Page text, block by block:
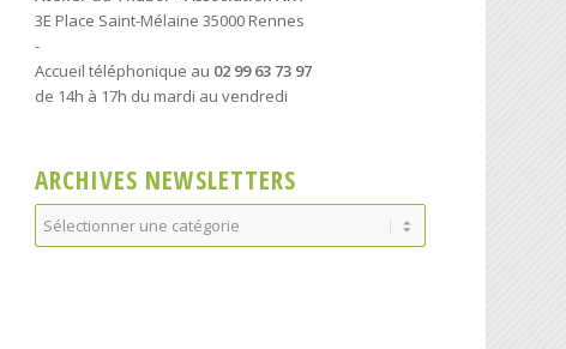
3E Place Saint-Mélaine 35000 Rennes
-
Accueil téléphonique au 02 99 63 73 97
de 14h à 17h du mardi au vendredi
ARCHIVES NEWSLETTERS
Archives
Newsletters